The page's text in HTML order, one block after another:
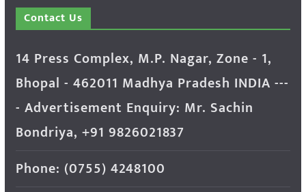
Contact Us
14 Press Complex, M.P. Nagar, Zone - 1,
Bhopal - 462011 Madhya Pradesh INDIA ---
- Advertisement Enquiry: Mr. Sachin
Bondriya, +91 9826021837
Phone: (0755) 4248100